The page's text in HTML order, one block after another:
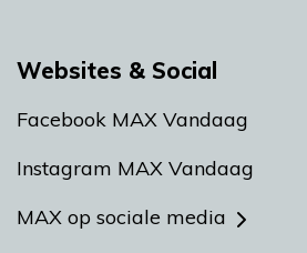
Websites & Social
Facebook MAX Vandaag
Instagram MAX Vandaag
MAX op sociale media